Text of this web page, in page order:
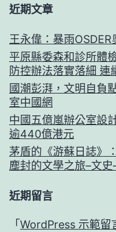
近期文章
王永偉：暴雨
平原縣委森和診所體
防控辦法落實落細 連
國潮彭湃，文明自負
室中國網
中國五億嵐辦公室設
逾440億港元
茅盾的《游蘇日誌》
塵封的文學之旅–文史
近期留言
「 WordPress 示範留